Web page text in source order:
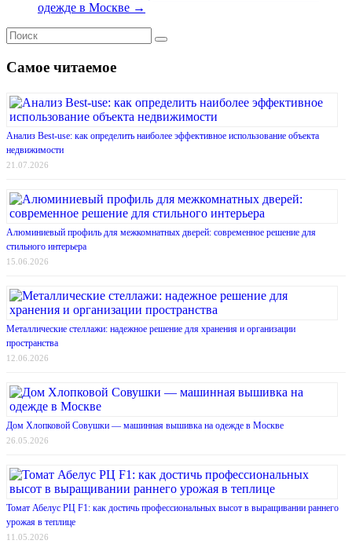
одежде в Москве →
Самое читаемое
Анализ Best-use: как определить наиболее эффективное использование объекта
недвижимости
21.07.2026
Алюминиевый профиль для межкомнатных дверей: современное решение для
стильного интерьера
15.06.2026
Металлические стеллажи: надежное решение для хранения и организации
пространства
12.06.2026
Дом Хлопковой Совушки — машинная вышивка на одежде в Москве
26.05.2026
Томат Абелус РЦ F1: как достичь профессиональных высот в выращивании раннего
урожая в теплице
11.05.2026